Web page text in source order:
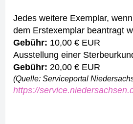
Jedes weitere Exemplar,
dem Erstexemplar beantragt
Gebühr: 10,00 € EUR
Ausstellung einer
Gebühr: 20,00 € EUR
(Quelle: Serviceportal
https://